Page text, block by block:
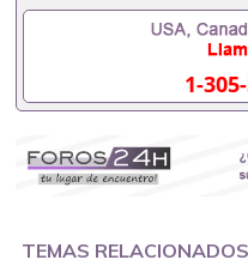
毕业证怎么办, 毕业证
办理毕业证,没毕业可以
途辍学、挂科而没有正
递交材料不齐而被拒之
常毕业而导致回国得不
有文凭怎么办,怎么办理
如何办理本科/硕士毕业
作吗551190476怎么办
1-
TEMAS